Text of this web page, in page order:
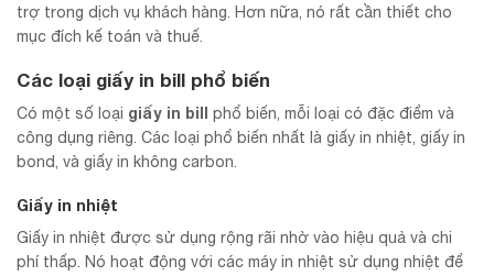
trợ trong dịch vụ khách hàng. Hơn nữa, nó rất cần thiết cho
mục đích kế toán và thuế.
Các loại giấy in bill phổ biến
Có một số loại giấy in bill phổ biến, mỗi loại có đặc điểm và
công dụng riêng. Các loại phổ biến nhất là giấy in nhiệt, giấy in
bond, và giấy in không carbon.
Giấy in nhiệt
Giấy in nhiệt được sử dụng rộng rãi nhờ vào hiệu quả và chi
phí thấp. Nó hoạt động với các máy in nhiệt sử dụng nhiệt để